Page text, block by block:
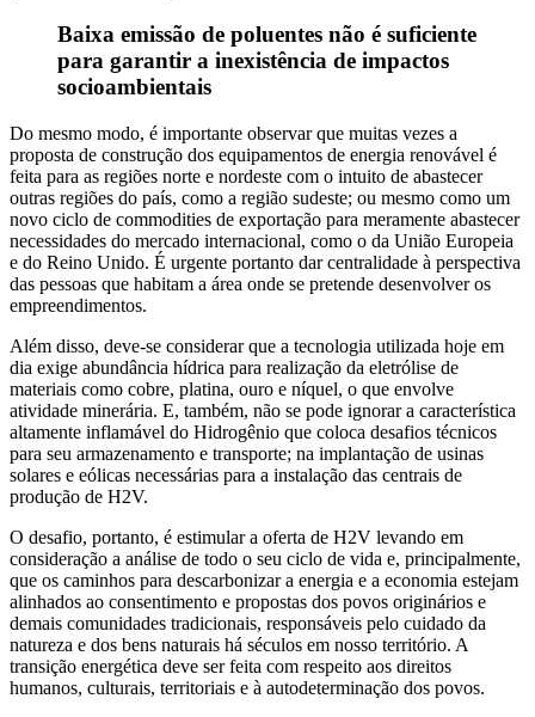
Baixa emissão de poluentes não é suficiente
para garantir a inexistência de impactos
socioambientais
Do mesmo modo, é importante observar que muitas vezes a
proposta de construção dos equipamentos de energia renovável é
feita para as regiões norte e nordeste com o intuito de abastecer
outras regiões do país, como a região sudeste; ou mesmo como um
novo ciclo de commodities de exportação para meramente abastecer
necessidades do mercado internacional, como o da União Europeia
e do Reino Unido. É urgente portanto dar centralidade à perspectiva
das pessoas que habitam a área onde se pretende desenvolver os
empreendimentos.
Além disso, deve-se considerar que a tecnologia utilizada hoje em
dia exige abundância hídrica para realização da eletrólise de
materiais como cobre, platina, ouro e níquel, o que envolve
atividade minerária. E, também, não se pode ignorar a característica
altamente inflamável do Hidrogênio que coloca desafios técnicos
para seu armazenamento e transporte; na implantação de usinas
solares e eólicas necessárias para a instalação das centrais de
produção de H2V.
O desafio, portanto, é estimular a oferta de H2V levando em
consideração a análise de todo o seu ciclo de vida e, principalmente,
que os caminhos para descarbonizar a energia e a economia estejam
alinhados ao consentimento e propostas dos povos originários e
demais comunidades tradicionais, responsáveis pelo cuidado da
natureza e dos bens naturais há séculos em nosso território. A
transição energética deve ser feita com respeito aos direitos
humanos, culturais, territoriais e à autodeterminação dos povos.